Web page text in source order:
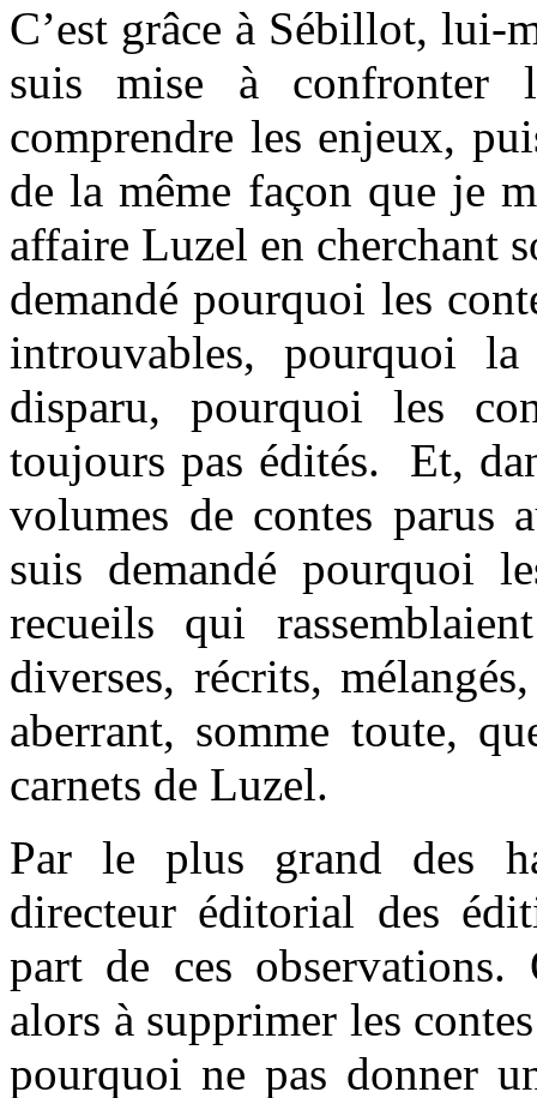
C’est grâce à Sébillot, lui-
suis mise à confronter
comprendre les enjeux,
de la même façon que je
affaire Luzel en cherchant
demandé pourquoi les
introuvables, pourquoi
disparu, pourquoi les
toujours pas édités. Et,
volumes de contes parus
suis demandé pourquoi
recueils qui
diverses, récrits,
aberrant, somme toute,
carnets de Luzel.
Par le plus grand des
directeur éditorial des
part de ces
alors à supprimer les
pourquoi ne pas donner